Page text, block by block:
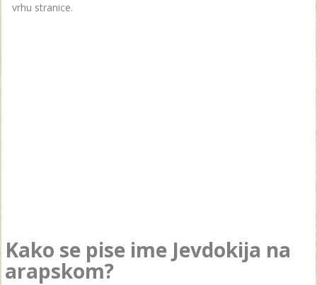
vrhu stranice.
Kako se pise ime Jevdokija na
arapskom?